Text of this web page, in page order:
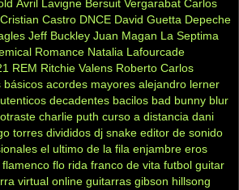
Avril Lavigne Bersuit Vergarabat Carlos
Cristian Castro DNCE David Guetta Depeche
Jeff Buckley Juan Magan La Septima
Romance Natalia Lafourcade
REM Ritchie Valens Roberto Carlos
básicos acordes mayores alejandro lerner
decadentes bacilos bad bunny blur
charlie puth curso a distancia dani
torres divididos dj snake editor de sonido
el ultimo de la fila enjambre eros
flamenco flo rida franco de vita futbol guitar
virtual online guitarras gibson hillsong